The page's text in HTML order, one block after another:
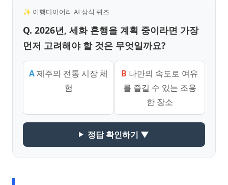
✨ 여행다이어리 AI 상식 퀴즈
Q. 2026년, 세화 혼행을 계획 중이라면 가장
먼저 고려해야 할 것은 무엇일까요?
A제주의 전통 시장 체
험
B 나만의 속도로 여유
를 즐길 수 있는 조용
한 장소
정답 확인하기 ▼